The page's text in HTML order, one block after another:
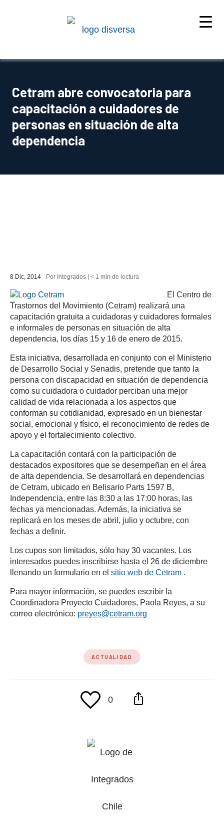
Cetram abre convocatoria para
capacitación a cuidadores de
personas en situación de alta
dependencia
8 Dic, 2014 Por Integrados | < 1 min de lectura
El Centro de
Trastornos del Movimiento (Cetram) realizará una
capacitación gratuita a cuidadoras y cuidadores formales
e informales de personas en situación de alta
dependencia, los días 15 y 16 de enero de 2015.
Esta iniciativa, desarrollada en conjunto con el Ministerio
de Desarrollo Social y Senadis, pretende que tanto la
persona con discapacidad en situación de dependencia
como su cuidadora o cuidador perciban una mejor
calidad de vida relacionada a los aspectos que
conforman su cotidianidad, expresado en un bienestar
social, emocional y físico, el reconocimiento de redes de
apoyo y el fortalecimiento colectivo.
La capacitación contará con la participación de
destacados expositores que se desempeñan en el área
de alta dependencia. Se desarrollará en dependencias
de Cetram, ubicado en Belisario Parts 1597 B,
Independencia, entre las 8:30 a las 17:00 horas, las
fechas ya mencionadas. Además, la iniciativa se
replicará en los meses de abril, julio y octubre, con
fechas a definir.
Los cupos son limitados, sólo hay 30 vacantes. Los
interesados puedes inscribirse hasta el 26 de diciembre
llenando un formulario en el sitio web de Cetram(se abre en
.
Para mayor información, se puedes escribir la
Coordinadora Proyecto Cuidadores, Paola Reyes, a su
correo electrónico: preyes@cetram.org
ACTUALIDAD
0